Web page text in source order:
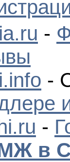
-
-
-
в